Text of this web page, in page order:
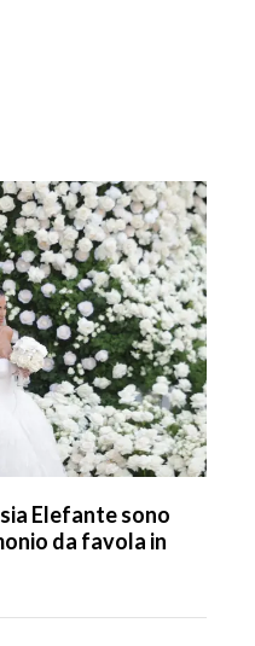
Elefante sono
da favola in